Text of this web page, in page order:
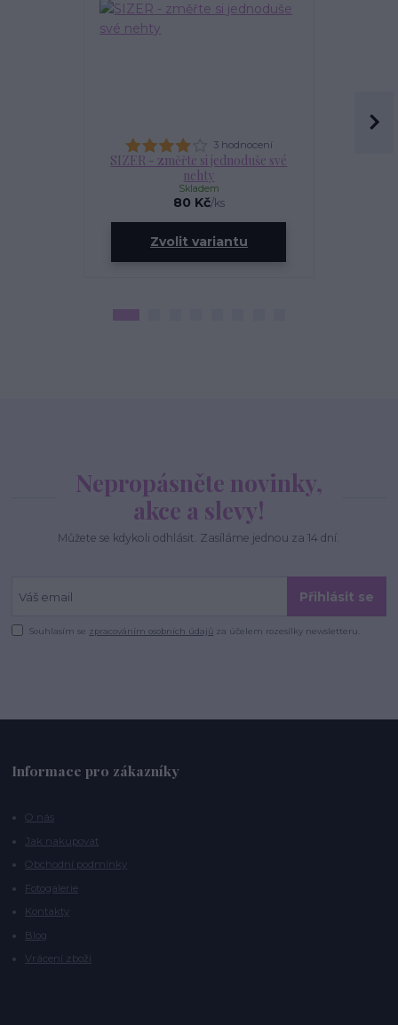
3 hodnocení
SIZER - změřte si jednoduše své
nehty
80 Kč/ks
Skladem
Zvolit variantu
Nepropásněte novinky,
akce a slevy!
Můžete se kdykoli odhlásit. Zasíláme jednou za 14 dní.
Přihlásit se
Souhlasím se zpracováním osobních údajů za účelem rozesílky newsletteru.
Informace pro zákazníky
O nás
Jak nakupovat
Obchodní podmínky
Fotogalerie
Kontakty
Blog
Vrácení zboží